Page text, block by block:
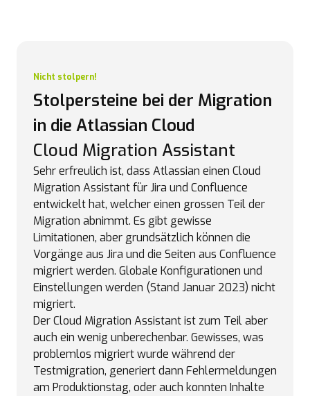
Nicht stolpern!
Stolpersteine bei der Migration
in die Atlassian Cloud
Cloud Migration Assistant
Sehr erfreulich ist, dass Atlassian einen Cloud
Migration Assistant für Jira und Confluence
entwickelt hat, welcher einen grossen Teil der
Migration abnimmt. Es gibt gewisse
Limitationen, aber grundsätzlich können die
Vorgänge aus Jira und die Seiten aus Confluence
migriert werden. Globale Konfigurationen und
Einstellungen werden (Stand Januar 2023) nicht
migriert.
Der Cloud Migration Assistant ist zum Teil aber
auch ein wenig unberechenbar. Gewisses, was
problemlos migriert wurde während der
Testmigration, generiert dann Fehlermeldungen
am Produktionstag, oder auch konnten Inhalte